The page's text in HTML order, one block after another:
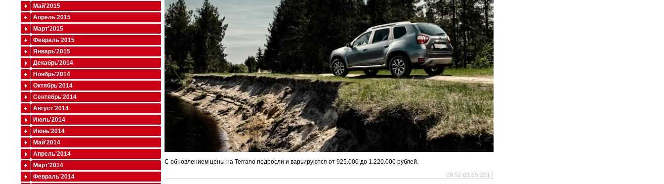
С обновлением цены на Terrano подросли и варьируются от 925.000 до 1.220.000 рублей.
09:52 03.05.2017
Май'2015
Апрель'2015
Март'2015
Февраль'2015
Январь'2015
Декабрь'2014
Ноябрь'2014
Октябрь'2014
Сентябрь'2014
Август'2014
Июль'2014
Июнь'2014
Май'2014
Апрель'2014
Март'2014
Февраль'2014